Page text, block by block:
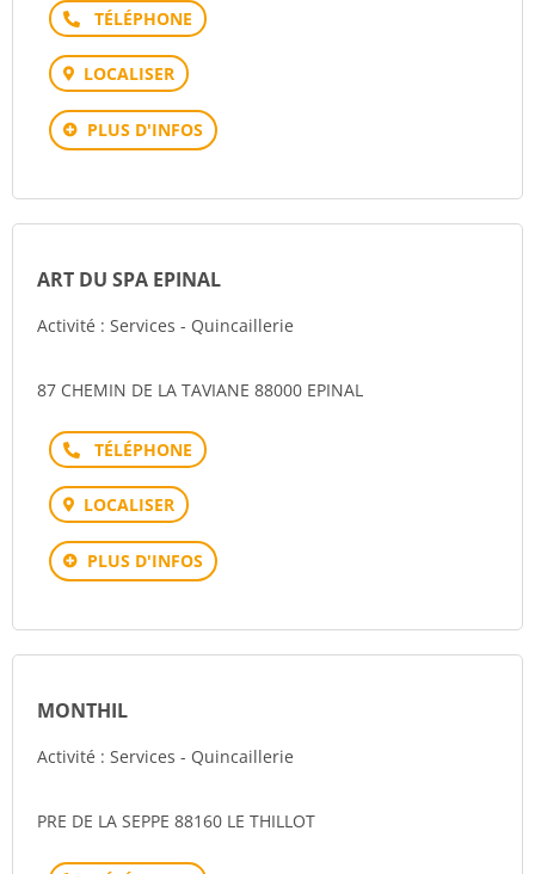
Téléphone
LOCALISER
PLUS D'INFOS
ART DU SPA EPINAL
Activité : Services - Quincaillerie
87 CHEMIN DE LA TAVIANE 88000 EPINAL
Téléphone
LOCALISER
PLUS D'INFOS
MONTHIL
Activité : Services - Quincaillerie
PRE DE LA SEPPE 88160 LE THILLOT